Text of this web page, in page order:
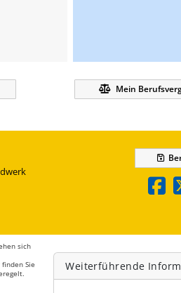
Mein
sich
Sie
Weiterführende